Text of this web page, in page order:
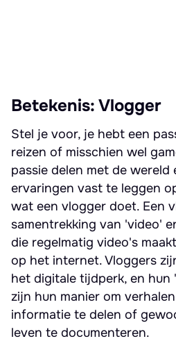
Betekenis: Vlogger
Stel je voor, je hebt een
reizen of misschien wel
passie delen met de wereld
ervaringen vast te leggen
wat een vlogger doet. Een
samentrekking van 'video'
die regelmatig video's
op het internet. Vloggers
het digitale tijdperk, en
zijn hun manier om
informatie te delen of
leven te documenteren.